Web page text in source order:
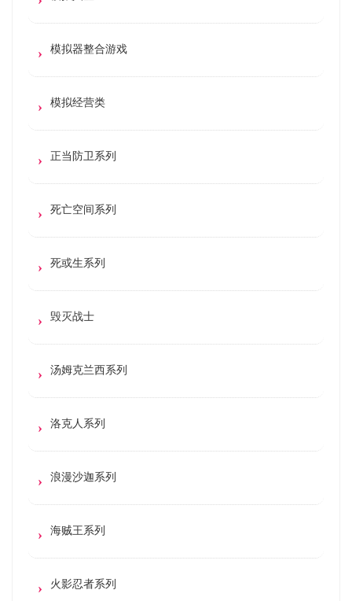
模拟器整合游戏
模拟经营类
正当防卫系列
死亡空间系列
死或生系列
毁灭战士
汤姆克兰西系列
洛克人系列
浪漫沙迦系列
海贼王系列
火影忍者系列